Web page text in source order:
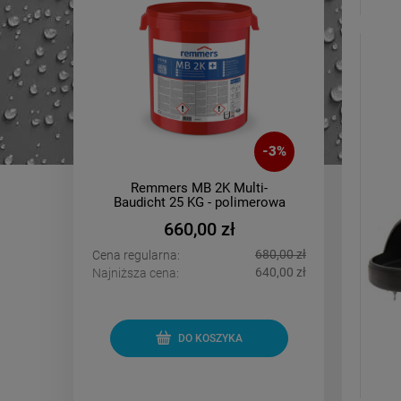
- -3%
Remmers MB 2K Multi-
Baudicht 25 KG - polimerowa
660,00 zł
Cena regularna:
680,00 zł
Najniższa cena:
640,00 zł
DO KOSZYKA
Cena